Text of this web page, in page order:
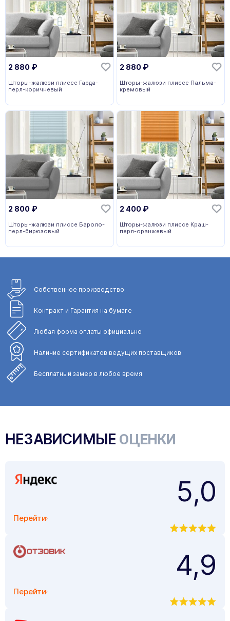
2 880 ₽
Шторы-жалюзи плиссе Гарда-
перл-коричневый
2 880 ₽
Шторы-жалюзи плиссе Пальма-
кремовый
2 800 ₽
Шторы-жалюзи плиссе Бароло-
перл-бирюзовый
2 400 ₽
Шторы-жалюзи плиссе Краш-
перл-оранжевый
Собственное производство
Контракт и Гарантия на бумаге
Любая форма оплаты официально
Наличие сертификатов ведущих поставщиков
Бесплатный замер в любое время
НЕЗАВИСИМЫЕ ОЦЕНКИ
Перейти
5,0
Перейти
4,9